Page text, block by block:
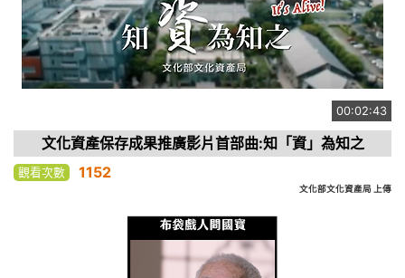
00:02:43
文化資產保存成果推廣影片首部曲:知「資」為知之
觀看次數 1152
文化部文化資產局 上傳